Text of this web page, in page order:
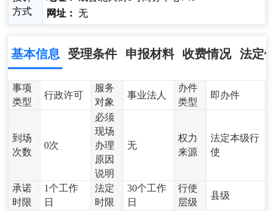
方式
网址： 无
基本信息 受理条件 申报材料 收费情况 法定
事项
类型
行政许可
服务
对象
事业法人
办件
类型
即办件
到场
次数
0次
必须
现场
办理
原因
说明
无
权力
来源
法定本级行
使
承诺
时限
1个工作
日
法定
时限
30个工作
日
行使
层级
县级